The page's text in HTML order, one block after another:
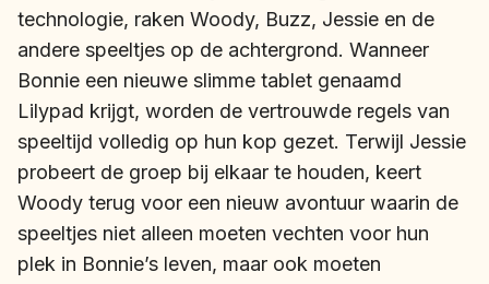
technologie, raken Woody, Buzz, Jessie en de
andere speeltjes op de achtergrond. Wanneer
Bonnie een nieuwe slimme tablet genaamd
Lilypad krijgt, worden de vertrouwde regels van
speeltijd volledig op hun kop gezet. Terwijl Jessie
probeert de groep bij elkaar te houden, keert
Woody terug voor een nieuw avontuur waarin de
speeltjes niet alleen moeten vechten voor hun
plek in Bonnie’s leven, maar ook moeten